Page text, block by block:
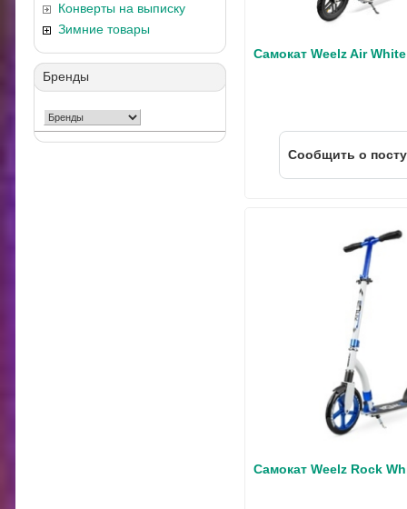
Конверты на выписку
Зимние товары
Бренды
Самокат Weelz Air White
Cообщить о
Самокат Weelz Rock